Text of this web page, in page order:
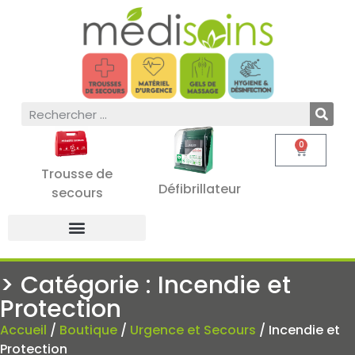
Trousse de
secours
Défibrillateur
0
> Catégorie : Incendie et
Protection
Accueil / Boutique / Urgence et Secours / Incendie et
Protection